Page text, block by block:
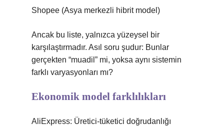
Shopee (Asya merkezli hibrit model)
Ancak bu liste, yalnızca yüzeysel bir
karşılaştırmadır. Asıl soru şudur: Bunlar
gerçekten “muadil” mi, yoksa aynı sistemin
farklı varyasyonları mı?
Ekonomik model farklılıkları
AliExpress: Üretici-tüketici doğrudanlığı